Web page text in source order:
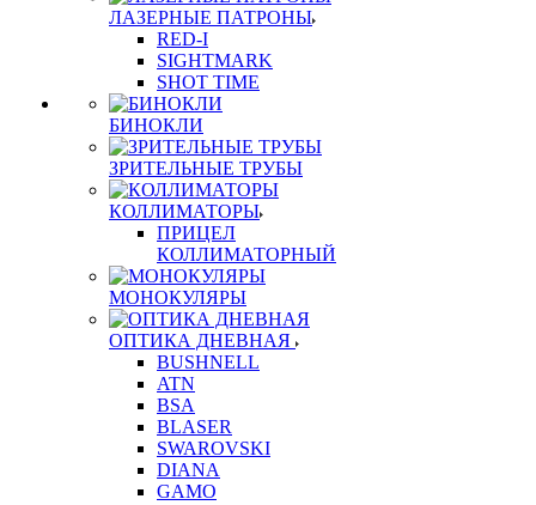
ЛАЗЕРНЫЕ ПАТРОНЫ
RED-I
SIGHTMARK
SHOT TIME
БИНОКЛИ
ЗРИТЕЛЬНЫЕ ТРУБЫ
КОЛЛИМАТОРЫ
ПРИЦЕЛ
КОЛЛИМАТОРНЫЙ
МОНОКУЛЯРЫ
ОПТИКА ДНЕВНАЯ
BUSHNELL
ATN
BSA
BLASER
SWAROVSKI
DIANA
GAMO